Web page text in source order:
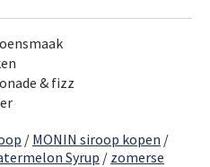
& fizz
/ MONIN siroop kopen /
Syrup / zomerse